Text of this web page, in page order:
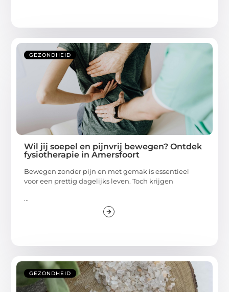
GEZONDHEID
Wil jij soepel en pijnvrij bewegen? Ontdek
fysiotherapie in Amersfoort
Bewegen zonder pijn en met gemak is essentieel
voor een prettig dagelijks leven. Toch krijgen
...
GEZONDHEID